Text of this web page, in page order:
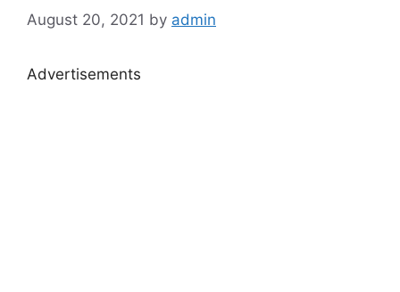
August 20, 2021 by admin
Advertisements